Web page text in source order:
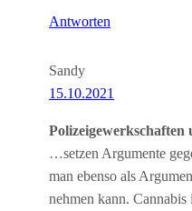
Antworten
Sandy
15.10.2021
…setzen Argumente
man ebenso als
nehmen kann.